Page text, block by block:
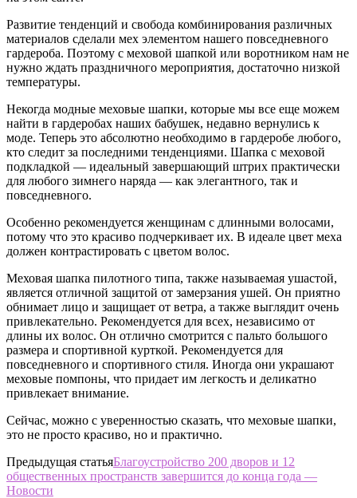
Развитие тенденций и свобода комбинирования различных
материалов сделали мех элементом нашего повседневного
гардероба. Поэтому с меховой шапкой или воротником нам не
нужно ждать праздничного мероприятия, достаточно низкой
температуры.
Некогда модные меховые шапки, которые мы все еще можем
найти в гардеробах наших бабушек, недавно вернулись к
моде. Теперь это абсолютно необходимо в гардеробе любого,
кто следит за последними тенденциями. Шапка с меховой
подкладкой — идеальный завершающий штрих практически
для любого зимнего наряда — как элегантного, так и
повседневного.
Особенно рекомендуется женщинам с длинными волосами,
потому что это красиво подчеркивает их. В идеале цвет меха
должен контрастировать с цветом волос.
Меховая шапка пилотного типа, также называемая ушастой,
является отличной защитой от замерзания ушей. Он приятно
обнимает лицо и защищает от ветра, а также выглядит очень
привлекательно. Рекомендуется для всех, независимо от
длины их волос. Он отлично смотрится с пальто большого
размера и спортивной курткой. Рекомендуется для
повседневного и спортивного стиля. Иногда они украшают
меховые помпоны, что придает им легкость и деликатно
привлекает внимание.
Сейчас, можно с уверенностью сказать, что меховые шапки,
это не просто красиво, но и практично.
Предыдущая статьяБлагоустройство 200 дворов и 12
общественных пространств завершится до конца года —
Новости